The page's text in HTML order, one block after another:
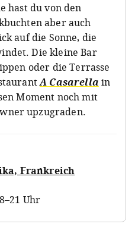
hast du von den
aber auch
auf die Sonne, die
Die kleine Bar
oder die Terrasse
A Casarella in
Moment noch mit
upzugraden.
Frankreich
Uhr